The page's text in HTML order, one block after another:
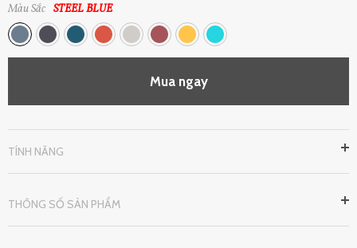
Màu Sắc STEEL BLUE
Mua ngay
TÍNH NĂNG
THÔNG SỐ SẢN PHẨM